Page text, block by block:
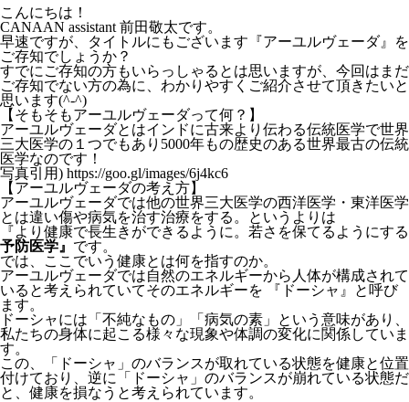
こんにちは！
CANAAN assistant 前田敬太です。
早速ですが、タイトルにもございます『アーユルヴェーダ』を
ご存知でしょうか？
すでにご存知の方もいらっしゃるとは思いますが、今回はまだ
ご存知でない方の為に、わかりやすくご紹介させて頂きたいと
思います(^-^)
【そもそもアーユルヴェーダって何？】
アーユルヴェーダとはインドに古来より伝わる伝統医学で世界
三大医学の１つでもあり5000年もの歴史のある世界最古の伝統
医学なのです！
写真引用) https://goo.gl/images/6j4kc6
【アーユルヴェーダの考え方】
アーユルヴェーダでは他の世界三大医学の西洋医学・東洋医学
とは違い傷や病気を治す治療をする。というよりは
『より健康で長生きができるように。若さを保てるようにする
予防医学』 です。
では、ここでいう健康とは何を指すのか。
アーユルヴェーダでは自然のエネルギーから人体が構成されて
いると考えられていてそのエネルギーを 『ドーシャ』と呼び
ます。
ドーシャには「不純なもの」「病気の素」という意味があり、
私たちの身体に起こる様々な現象や体調の変化に関係していま
す。
この、「ドーシャ」のバランスが取れている状態を健康と位置
付けており、逆に「ドーシャ」のバランスが崩れている状態だ
と、健康を損なうと考えられています。